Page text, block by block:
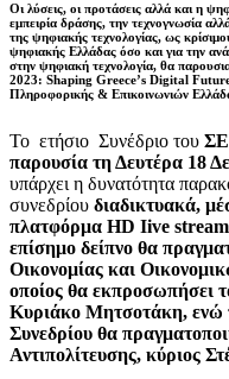
Οι λύσεις, οι προτάσεις αλλά και η
εμπειρία δράσης, την τεχνογνωσία
της ψηφιακής τεχνολογίας, ως
ψηφιακής Ελλάδας όσο και για την
στην ψηφιακή τεχνολογία, θα
2023: Shaping Greece’s Digital
Πληροφορικής & Επικοινωνιών
Το ετήσιο Συνέδριο του
παρουσία τη Δευτέρα 18
υπάρχει η δυνατότητα
συνεδρίου διαδικτυακά,
πλατφόρμα HD Iive
επίσημο δείπνο θα
Οικονομίας και
οποίος θα εκπροσωπήσει
Κυριάκο Μητσοτάκη, ενώ
Συνεδρίου θα
Αντιπολίτευσης, κύριος